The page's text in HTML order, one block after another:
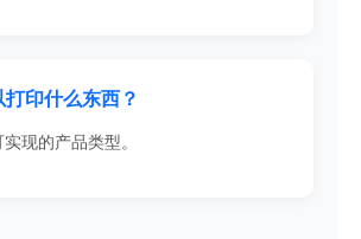
印什么东西？
现的产品类型。